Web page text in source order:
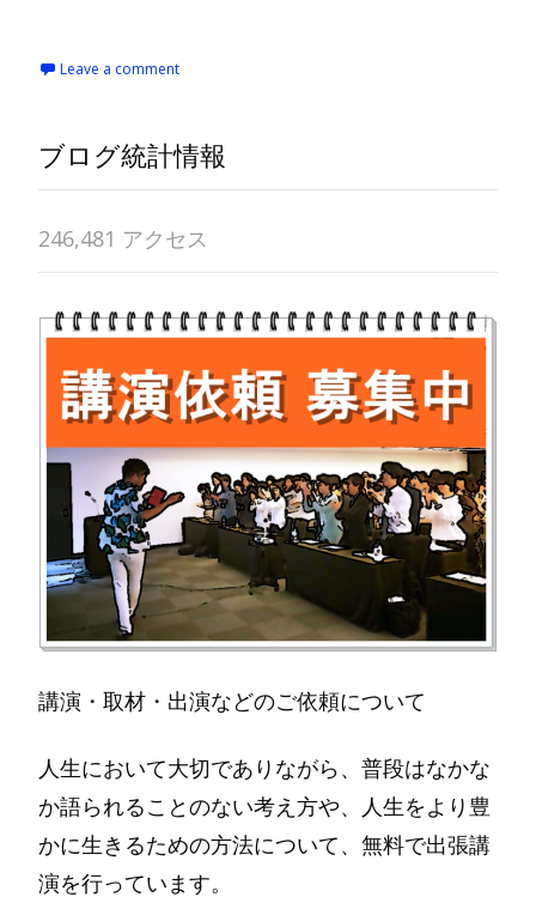
Leave a comment
ブログ統計情報
246,481 アクセス
講演・取材・出演などのご依頼について
人生において大切でありながら、普段はなかな
か語られることのない考え方や、人生をより豊
かに生きるための方法について、無料で出張講
演を行っています。